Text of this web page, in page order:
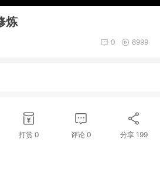
炼
8999
0
打赏 0 评论0 分享 199